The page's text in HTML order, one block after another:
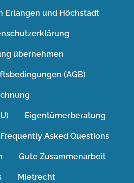
Erlangen und Höchstadt
übernehmen
(AGB)
Eigentümerberatung
Frequently Asked Questions
Gute Zusammenarbeit
Mietrecht